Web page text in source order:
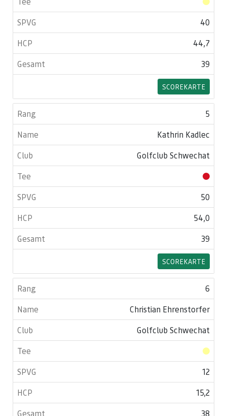
40
44,7
39
SCOREKARTE
5
Kathrin Kadlec
Golfclub Schwechat
50
54,0
39
SCOREKARTE
6
Christian Ehrenstorfer
Golfclub Schwechat
12
15,2
38